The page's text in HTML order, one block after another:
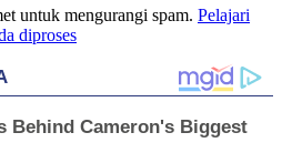
untuk mengurangi spam. Pelajari
diproses